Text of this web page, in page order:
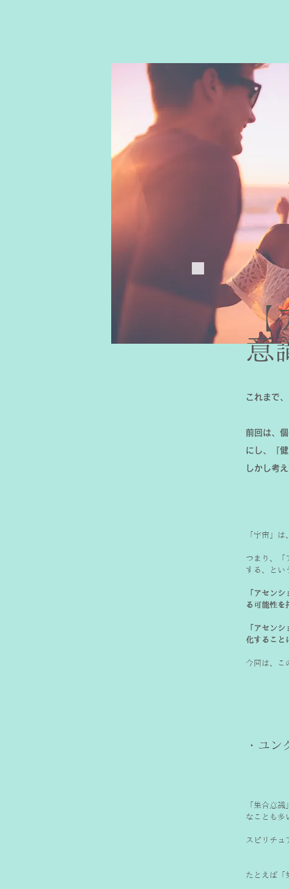
【
意
これまで
前回は、
にし、「
しかし考
「宇宙」
つまり、「
する、とい
「アセン
る可能性を
「アセン
化すること
今回は、こ
「集合意
なことも多
スピリチュ
たとえば「